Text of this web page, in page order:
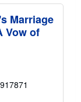
Marriage
Vow of